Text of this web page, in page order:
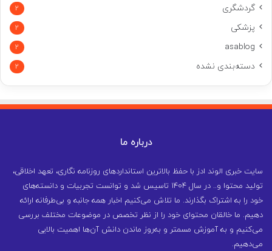
گردشگری 2
پزشکی 2
asablog
2
دسته‌بندی نشده 2
درباره ما
سایت خبری الوند ادز با حفظ بالاترین استانداردهای روزنامه نگاری، تعهد اخلاقی،
تولید محتوا و.. در سال ۱۴۰۴ تاسیس شد و توانست تجربیات و دانسته‌های
خود را به اشتراک بگذارند. ما تلاش می‌کنیم اخبار همه جانبه و بی‌طرفانه ارائه
دهیم. ما خالقان محتوای خود را از نظر تخصص در موضوعات مختلف بررسی
می‌کنیم و به آموزش مسمتر و به‌روز ماندن دانش آن‌ها اهمیت بالایی
می‌دهیم.